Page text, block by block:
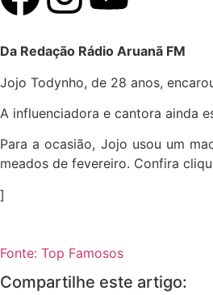
Da Redação Rádio Aruanã FM
Jojo Todynho, de 28 anos,
A influenciadora e cantora ainda
Para a ocasião, Jojo usou um
meados de fevereiro. Confira
]
Fonte: Top Famosos
Compartilhe este artigo: